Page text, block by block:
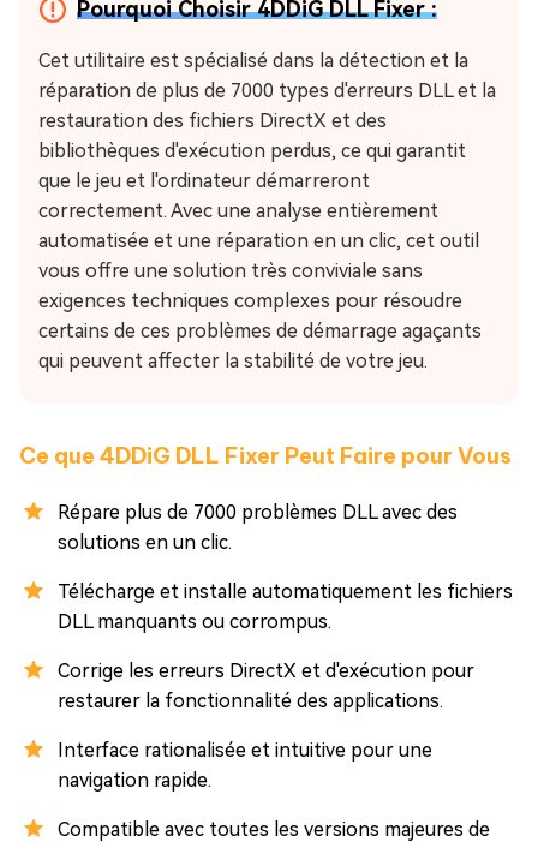
Pourquoi Choisir 4DDiG DLL Fixer :
Cet utilitaire est spécialisé dans la détection et la
réparation de plus de 7000 types d'erreurs DLL et la
restauration des fichiers DirectX et des
bibliothèques d'exécution perdus, ce qui garantit
que le jeu et l'ordinateur démarreront
correctement. Avec une analyse entièrement
automatisée et une réparation en un clic, cet outil
vous offre une solution très conviviale sans
exigences techniques complexes pour résoudre
certains de ces problèmes de démarrage agaçants
qui peuvent affecter la stabilité de votre jeu.
Ce que 4DDiG DLL Fixer Peut Faire pour Vous
Répare plus de 7000 problèmes DLL avec des
solutions en un clic.
Télécharge et installe automatiquement les fichiers
DLL manquants ou corrompus.
Corrige les erreurs DirectX et d'exécution pour
restaurer la fonctionnalité des applications.
Interface rationalisée et intuitive pour une
navigation rapide.
Compatible avec toutes les versions majeures de